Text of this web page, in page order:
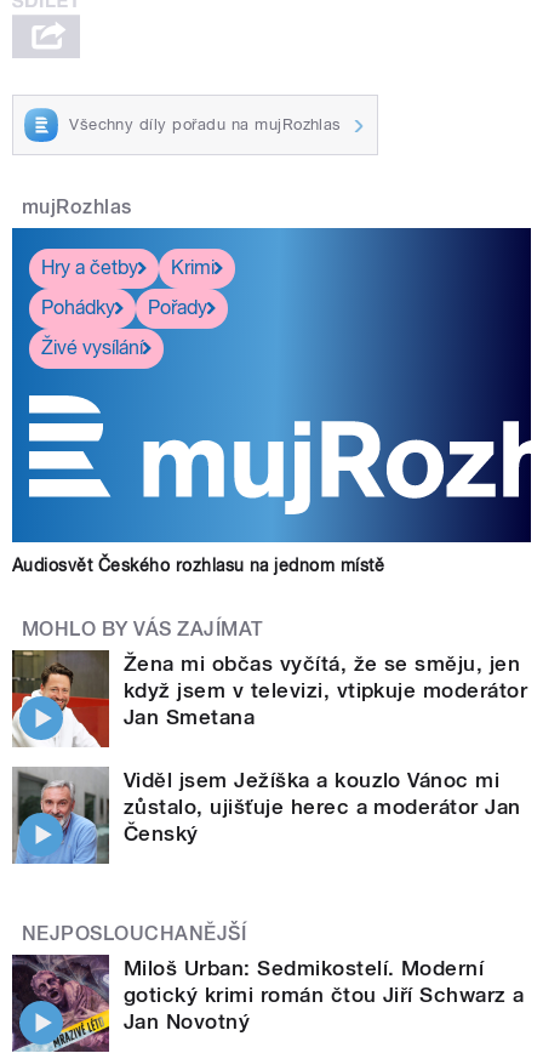
Všechny díly pořadu na mujRozhlas
mujRozhlas
Hry a četby
Krimi
Pohádky
Pořady
Živé vysílání
Audiosvět Českého rozhlasu na jednom místě
MOHLO BY VÁS ZAJÍMAT
Žena mi občas vyčítá, že se směju, jen
když jsem v televizi, vtipkuje moderátor
Jan Smetana
Viděl jsem Ježíška a kouzlo Vánoc mi
zůstalo, ujišťuje herec a moderátor Jan
Čenský
NEJPOSLOUCHANĚJŠÍ
Miloš Urban: Sedmikostelí. Moderní
gotický krimi román čtou Jiří Schwarz a
Jan Novotný